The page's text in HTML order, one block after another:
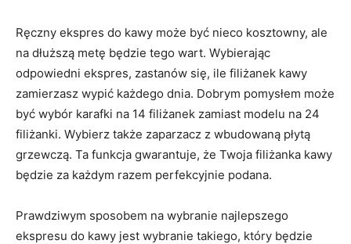
Ręczny ekspres do kawy może być nieco kosztowny, ale
na dłuższą metę będzie tego wart. Wybierając
odpowiedni ekspres, zastanów się, ile filiżanek kawy
zamierzasz wypić każdego dnia. Dobrym pomysłem może
być wybór karafki na 14 filiżanek zamiast modelu na 24
filiżanki. Wybierz także zaparzacz z wbudowaną płytą
grzewczą. Ta funkcja gwarantuje, że Twoja filiżanka kawy
będzie za każdym razem perfekcyjnie podana.
Prawdziwym sposobem na wybranie najlepszego
ekspresu do kawy jest wybranie takiego, który będzie